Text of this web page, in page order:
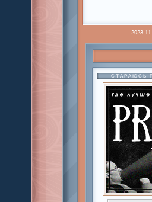
2023-
СТАРАЮСЬ